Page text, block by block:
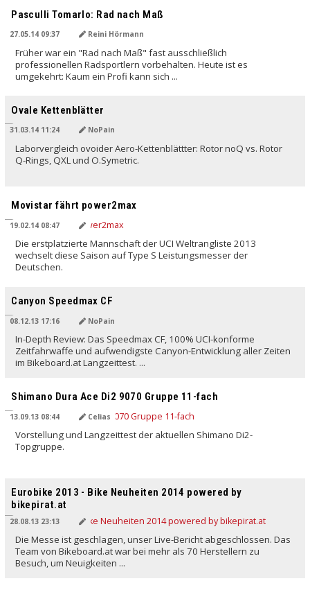
Pasculli Tomarlo: Rad nach Maß
27.05.14 09:37 Reini Hörmann
Früher war ein "Rad nach Maß" fast ausschließlich
professionellen Radsportlern vorbehalten. Heute ist es
umgekehrt: Kaum ein Profi kann sich ...
Ovale Kettenblätter
31.03.14 11:24 NoPain
Laborvergleich ovoider Aero-Kettenblättter: Rotor noQ vs. Rotor
Q-Rings, QXL und O.Symetric.
Movistar fährt power2max
19.02.14 08:47
Die erstplatzierte Mannschaft der UCI Weltrangliste 2013
wechselt diese Saison auf Type S Leistungsmesser der
Deutschen.
Canyon Speedmax CF
08.12.13 17:16 NoPain
In-Depth Review: Das Speedmax CF, 100% UCI-konforme
Zeitfahrwaffe und aufwendigste Canyon-Entwicklung aller Zeiten
im Bikeboard.at Langzeittest. ...
Shimano Dura Ace Di2 9070 Gruppe 11-fach
13.09.13 08:44 Celias
Vorstellung und Langzeittest der aktuellen Shimano Di2-
Topgruppe.
Eurobike 2013 - Bike Neuheiten 2014 powered by
bikepirat.at
28.08.13 23:13
Die Messe ist geschlagen, unser Live-Bericht abgeschlossen. Das
Team von Bikeboard.at war bei mehr als 70 Herstellern zu
Besuch, um Neuigkeiten ...